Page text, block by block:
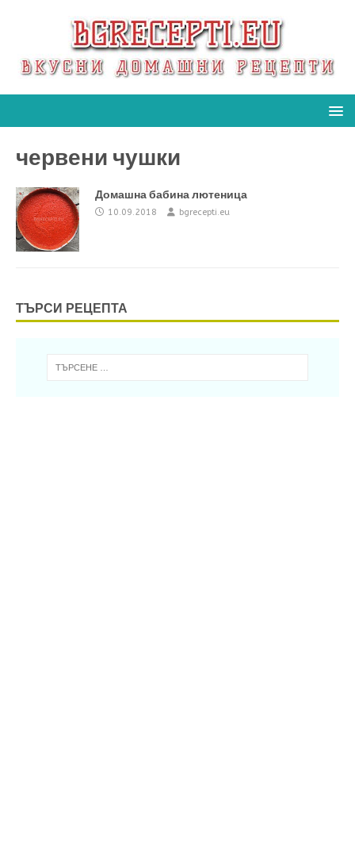
червени чушки
Домашна бабина лютеница
10.09.2018 bgrecepti.eu
ТЪРСИ РЕЦЕПТА